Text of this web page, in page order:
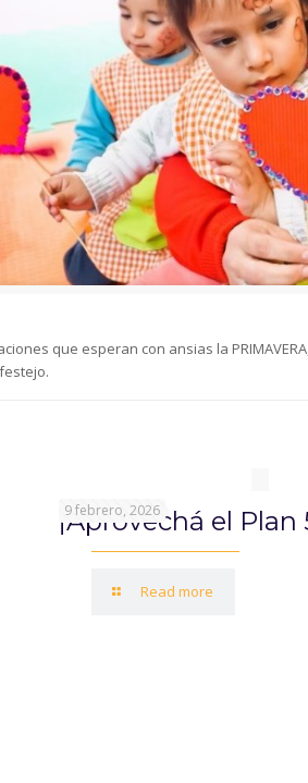
que esperan con ansias la
9 febrero, 2026
¡Aprovechá el Plan
Read more